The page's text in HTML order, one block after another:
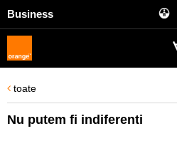
Business
toate
Nu putem fi indiferenti